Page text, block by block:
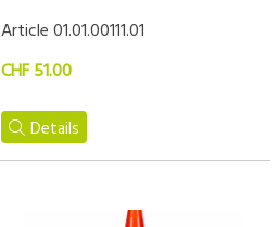
Article 01.01.00111.01
CHF 51.00
Details